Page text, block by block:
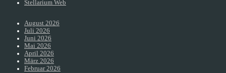
Stellarium Web
August 2026
Juli 2026
Juni 2026
Mai 2026
April 2026
März 2026
Februar 2026